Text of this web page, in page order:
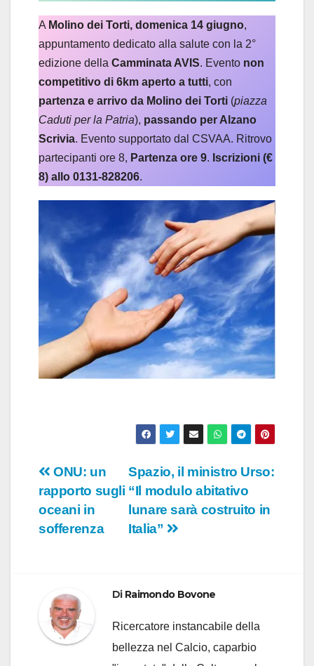
A Molino dei Torti, domenica 14 giugno,
appuntamento dedicato alla salute con la 2°
edizione della Camminata AVIS. Evento non
competitivo di 6km aperto a tutti, con
partenza e arrivo da Molino dei Torti (piazza
Caduti per la Patria), passando per Alzano
Scrivia. Evento supportato dal CSVAA. Ritrovo
partecipanti ore 8, Partenza ore 9. Iscrizioni (€
8) allo 0131-828206.
Navigazione
articoli
Spazio, il ministro Urso:
“Il modulo abitativo
lunare sarà costruito in
Italia”
ONU: un
rapporto sugli
oceani in
sofferenza
Di Raimondo Bovone
Ricercatore instancabile della
bellezza nel Calcio, caparbio